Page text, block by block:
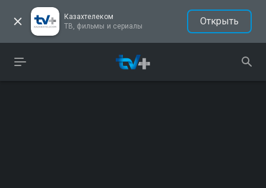
Казахтелеком
ТВ, фильмы и сериалы
Открыть